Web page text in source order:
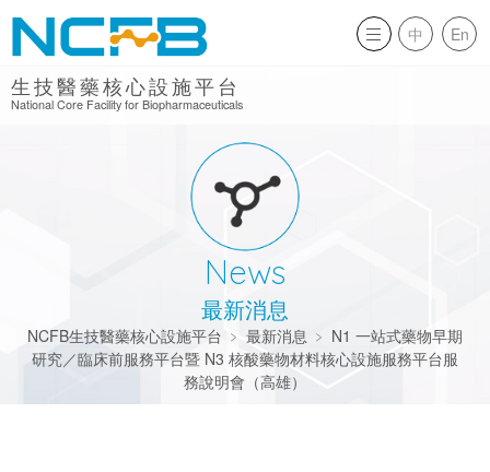
中 En
生技醫藥核心設施平台
National Core Facility for Biopharmaceuticals
NCFB生技醫藥核心設施平台 ﹥ 最新消息 ﹥ N1 一站式藥物早期
研究／臨床前服務平台暨 N3 核酸藥物材料核心設施服務平台服
務說明會（高雄）
News
最新消息